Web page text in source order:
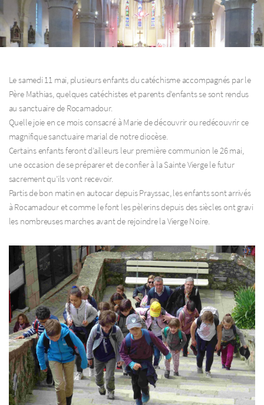
Le samedi 11 mai, plusieurs enfants du catéchisme accompagnés par le
Père Mathias, quelques catéchistes et parents d’enfants se sont rendus
au sanctuaire de Rocamadour.
Quelle joie en ce mois consacré à Marie de découvrir ou redécouvrir ce
magnifique sanctuaire marial de notre diocèse.
Certains enfants feront d’ailleurs leur première communion le 26 mai,
une occasion de se préparer et de confier à la Sainte Vierge le futur
sacrement qu’ils vont recevoir.
Partis de bon matin en autocar depuis Prayssac, les enfants sont arrivés
à Rocamadour et comme le font les pèlerins depuis des siècles ont gravi
les nombreuses marches avant de rejoindre la Vierge Noire.